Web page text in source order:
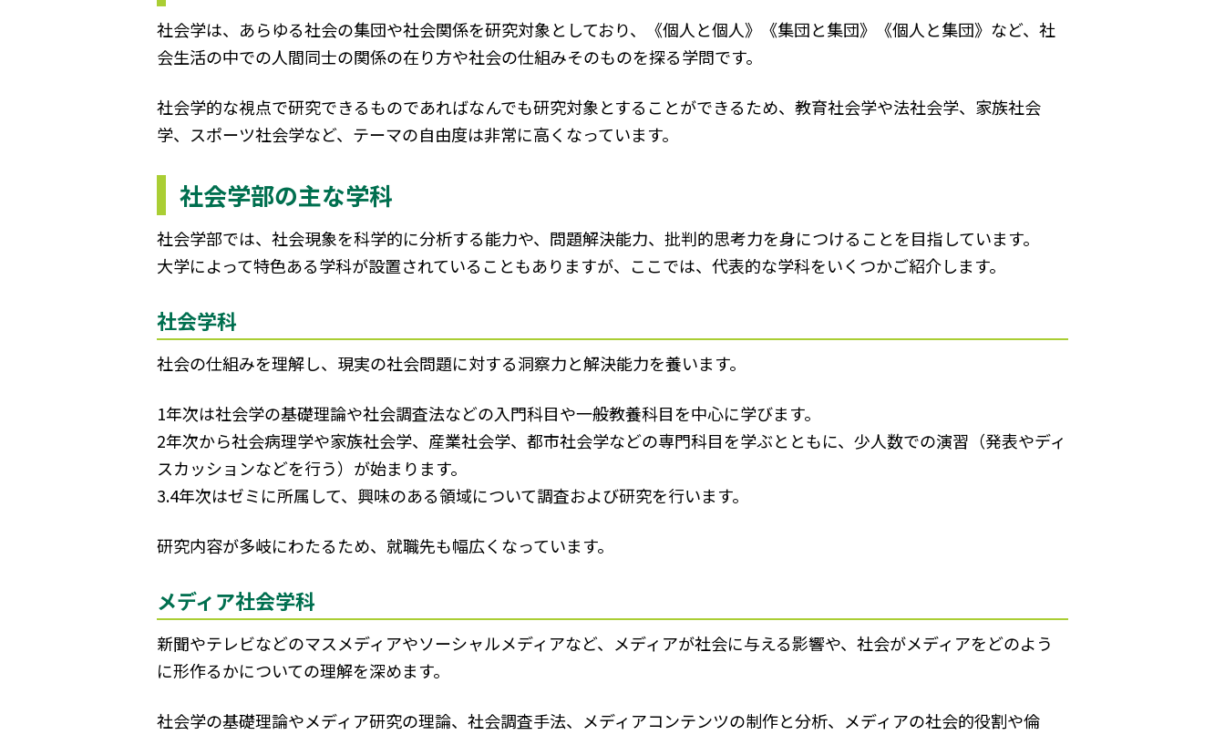
社会学は、あらゆる社会の集団や社会関係を研究対象としており、《個人と個人》《集団と集団》《個人と集団》など、社
会生活の中での人間同士の関係の在り方や社会の仕組みそのものを探る学問です。
社会学的な視点で研究できるものであればなんでも研究対象とすることができるため、教育社会学や法社会学、家族社会
学、スポーツ社会学など、テーマの自由度は非常に高くなっています。
社会学部の主な学科
社会学部では、社会現象を科学的に分析する能力や、問題解決能力、批判的思考力を身につけることを目指しています。
大学によって特色ある学科が設置されていることもありますが、ここでは、代表的な学科をいくつかご紹介します。
社会学科
社会の仕組みを理解し、現実の社会問題に対する洞察力と解決能力を養います。
1年次は社会学の基礎理論や社会調査法などの入門科目や一般教養科目を中心に学びます。
2年次から社会病理学や家族社会学、産業社会学、都市社会学などの専門科目を学ぶとともに、少人数での演習（発表やディ
スカッションなどを行う）が始まります。
3.4年次はゼミに所属して、興味のある領域について調査および研究を行います。
研究内容が多岐にわたるため、就職先も幅広くなっています。
メディア社会学科
新聞やテレビなどのマスメディアやソーシャルメディアなど、メディアが社会に与える影響や、社会がメディアをどのよう
に形作るかについての理解を深めます。
社会学の基礎理論やメディア研究の理論、社会調査手法、メディアコンテンツの制作と分析、メディアの社会的役割や倫